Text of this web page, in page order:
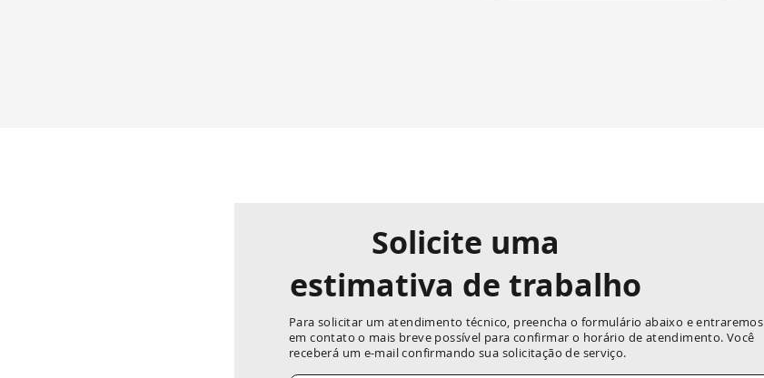
Solicite uma
estimativa de trabalho
Para solicitar um atendimento técnico, preencha o formulário abaixo e entraremos
em contato o mais breve possível para confirmar o horário de atendimento. Você
receberá um e-mail confirmando sua solicitação de serviço.